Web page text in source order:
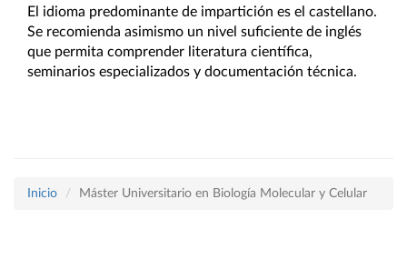
El idioma predominante de impartición es el castellano.
Se recomienda asimismo un nivel suficiente de inglés
que permita comprender literatura científica,
seminarios especializados y documentación técnica.
Inicio Máster Universitario en Biología Molecular y Celular